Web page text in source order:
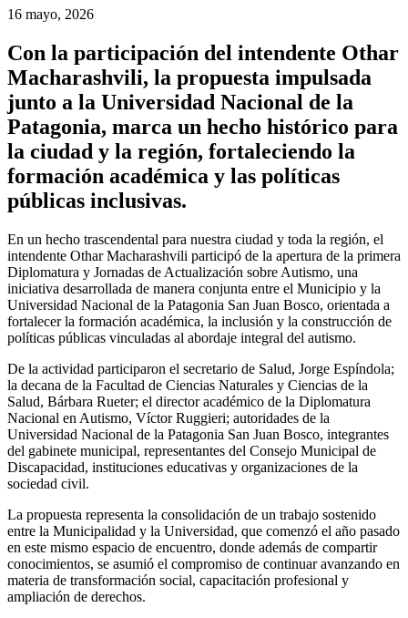
16 mayo, 2026
Con la participación del intendente Othar
Macharashvili, la propuesta impulsada
junto a la Universidad Nacional de la
Patagonia, marca un hecho histórico para
la ciudad y la región, fortaleciendo la
formación académica y las políticas
públicas inclusivas.
En un hecho trascendental para nuestra ciudad y toda la región, el
intendente Othar Macharashvili participó de la apertura de la primera
Diplomatura y Jornadas de Actualización sobre Autismo, una
iniciativa desarrollada de manera conjunta entre el Municipio y la
Universidad Nacional de la Patagonia San Juan Bosco, orientada a
fortalecer la formación académica, la inclusión y la construcción de
políticas públicas vinculadas al abordaje integral del autismo.
De la actividad participaron el secretario de Salud, Jorge Espíndola;
la decana de la Facultad de Ciencias Naturales y Ciencias de la
Salud, Bárbara Rueter; el director académico de la Diplomatura
Nacional en Autismo, Víctor Ruggieri; autoridades de la
Universidad Nacional de la Patagonia San Juan Bosco, integrantes
del gabinete municipal, representantes del Consejo Municipal de
Discapacidad, instituciones educativas y organizaciones de la
sociedad civil.
La propuesta representa la consolidación de un trabajo sostenido
entre la Municipalidad y la Universidad, que comenzó el año pasado
en este mismo espacio de encuentro, donde además de compartir
conocimientos, se asumió el compromiso de continuar avanzando en
materia de transformación social, capacitación profesional y
ampliación de derechos.